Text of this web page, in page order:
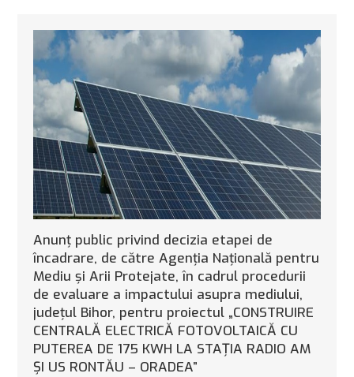
Anunţ public privind decizia etapei de
încadrare, de către Agenţia Naţională pentru
Mediu şi Arii Protejate, în cadrul procedurii
de evaluare a impactului asupra mediului,
județul Bihor, pentru proiectul „CONSTRUIRE
CENTRALĂ ELECTRICĂ FOTOVOLTAICĂ CU
PUTEREA DE 175 KWH LA STAȚIA RADIO AM
ȘI US RONTĂU – ORADEA”